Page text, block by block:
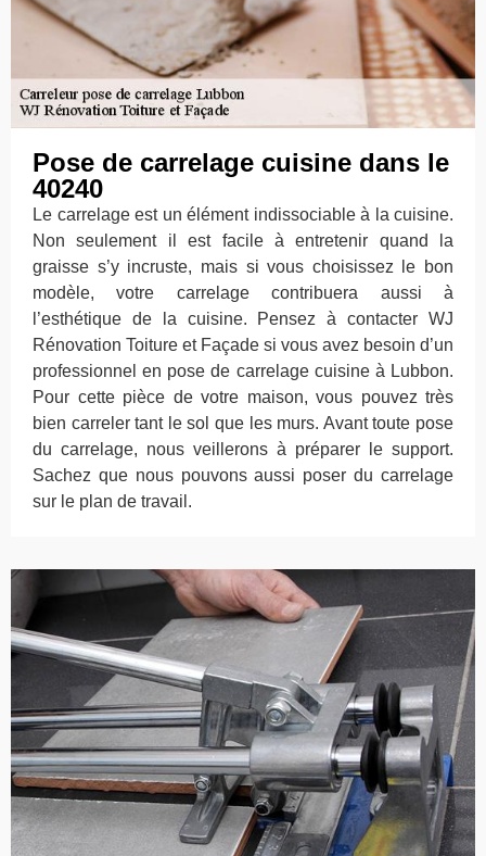
Pose de carrelage cuisine dans le
40240
Le carrelage est un élément indissociable à la cuisine.
Non seulement il est facile à entretenir quand la
graisse s’y incruste, mais si vous choisissez le bon
modèle, votre carrelage contribuera aussi à
l’esthétique de la cuisine. Pensez à contacter WJ
Rénovation Toiture et Façade si vous avez besoin d’un
professionnel en pose de carrelage cuisine à Lubbon.
Pour cette pièce de votre maison, vous pouvez très
bien carreler tant le sol que les murs. Avant toute pose
du carrelage, nous veillerons à préparer le support.
Sachez que nous pouvons aussi poser du carrelage
sur le plan de travail.